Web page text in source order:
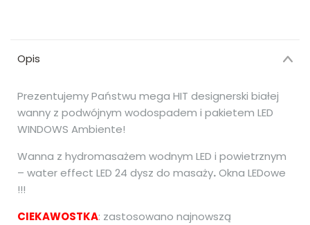
Opis
Prezentujemy Państwu mega HIT designerski białej
wanny z podwójnym wodospadem i pakietem LED
WINDOWS Ambiente!
Wanna z hydromasażem wodnym LED i powietrznym
– water effect LED 24 dysz do masaży.Okna LEDowe
!!!
CIEKAWOSTKA: zastosowano najnowszą